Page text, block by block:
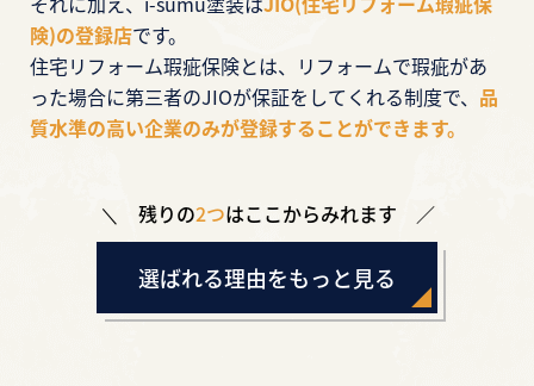
険)の登録店です。
住宅リフォーム瑕疵保険とは、リフォームで瑕疵があ
った場合に第三者のJIOが保証をしてくれる制度で、 品
質水準の高い企業のみが登録することができます。
残りの2つはここからみれます
選ばれる理由をもっと見る